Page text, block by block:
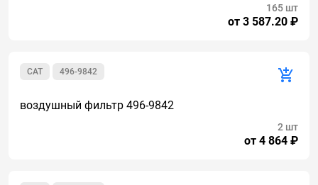
от 3 587.20 ₽
165 шт
496-9842
CAT
воздушный фильтр 496-9842
от 4 864 ₽
2 шт